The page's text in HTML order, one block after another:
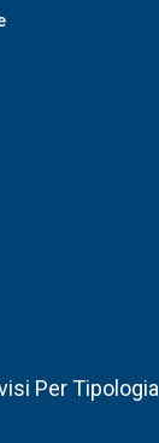
Per Tipologia